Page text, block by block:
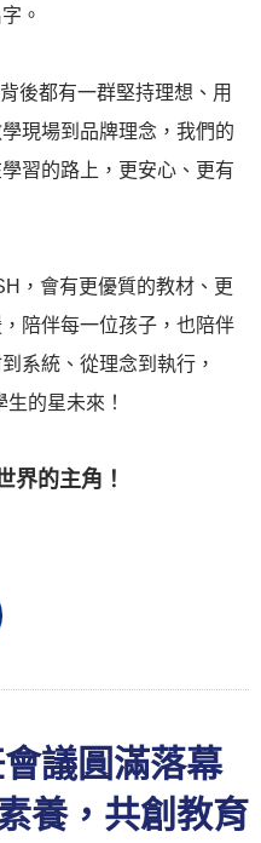
。
後都有一群堅持理想、用
現場到品牌理念，我們的
習的路上，更安心、更有
，會有更優質的教材、更
陪伴每一位孩子，也陪伴
系統、從理念到執行，
的星未來！
界的主角！
議圓滿落幕
養，共創教育